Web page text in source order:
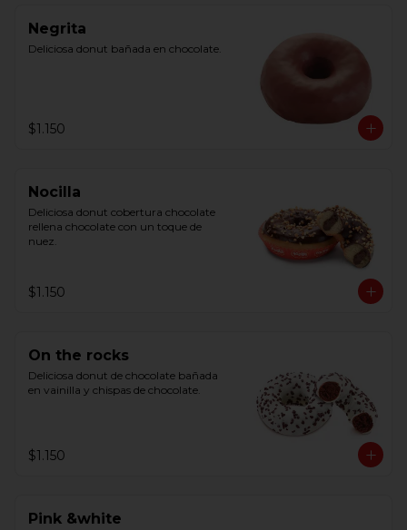
Negrita
Deliciosa donut bañada en chocolate.
$1.150
Nocilla
Deliciosa donut cobertura chocolate
rellena chocolate con un toque de
nuez.
$1.150
On the rocks
Deliciosa donut de chocolate bañada
en vainilla y chispas de chocolate.
$1.150
Pink &white